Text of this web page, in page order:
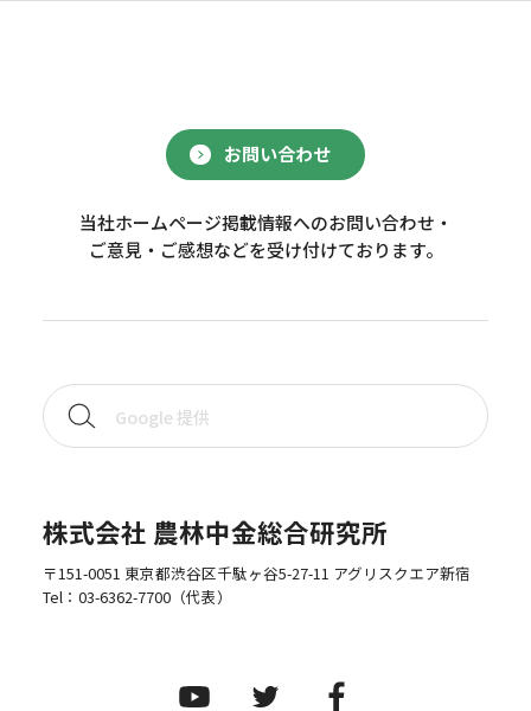
お問い合わせ
当社ホームページ掲載情報へのお問い合わせ・
ご意見・ご感想などを受け付けております。
株式会社 農林中金総合研究所
〒151-0051 東京都渋谷区千駄ヶ谷5-27-11 アグリスクエア新宿
Tel： 03-6362-7700（代表）